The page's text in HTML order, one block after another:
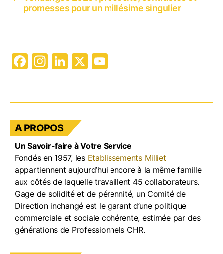
promesses pour un millésime singulier
F
c
e
b
o
o
k
In
a
gr
a
m
Li
k
e
dI
n
X
u
T
b
e
A PROPOS
Un Savoir-faire à Votre Service
Fondés en 1957, les Etablissements Milliet
appartiennent aujourd’hui encore à la même famille
aux côtés de laquelle travaillent 45 collaborateurs.
Gage de solidité et de pérennité, un Comité de
Direction inchangé est le garant d’une politique
commerciale et sociale cohérente, estimée par des
générations de Professionnels CHR.